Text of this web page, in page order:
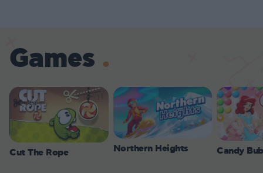
Games
Cut The Rope Northern Heights Candy